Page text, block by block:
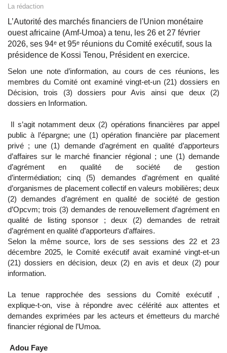
La rédaction
L’Autorité des marchés financiers de l'Union monétaire
ouest africaine (Amf-Umoa) a tenu, les 26 et 27 février
2026, ses 94ᵉ et 95ᵉ réunions du Comité exécutif, sous la
présidence de Kossi Tenou, Président en exercice.
Selon une note d’information, au cours de ces réunions, les
membres du Comité ont examiné vingt-et-un (21) dossiers en
Décision, trois (3) dossiers pour Avis ainsi que deux (2)
dossiers en Information.
Il s’agit notamment deux (2) opérations financières par appel
public à l’épargne; une (1) opération financière par placement
privé ; une (1) demande d’agrément en qualité d’apporteurs
d’affaires sur le marché financier régional ; une (1) demande
d’agrément en qualité de société de gestion
d’intermédiation; cinq (5) demandes d’agrément en qualité
d’organismes de placement collectif en valeurs mobilières; deux
(2) demandes d’agrément en qualité de société de gestion
d’Opcvm; trois (3) demandes de renouvellement d’agrément en
qualité de listing sponsor ; deux (2) demandes de retrait
d’agrément en qualité d’apporteurs d’affaires.
Selon la même source, lors de ses sessions des 22 et 23
décembre 2025, le Comité exécutif avait examiné vingt-et-un
(21) dossiers en décision, deux (2) en avis et deux (2) pour
information.
La tenue rapprochée des sessions du Comité exécutif ,
explique-t-on, vise à répondre avec célérité aux attentes et
demandes exprimées par les acteurs et émetteurs du marché
financier régional de l’Umoa.
Adou Faye